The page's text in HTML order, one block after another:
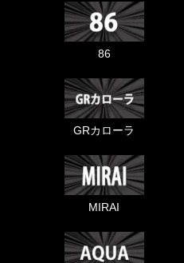
86
GRカローラ
MIRAI